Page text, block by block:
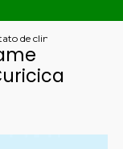
de sangue
de clinica de exame